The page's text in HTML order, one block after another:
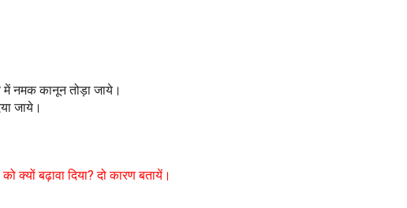
में नमक कानून तोड़ा जाये।
जाये।
क्यों बढ़ावा दिया? दो कारण बतायें।